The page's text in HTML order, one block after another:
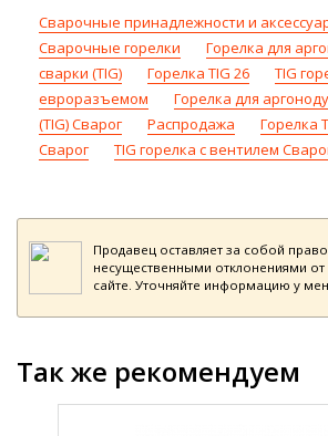
Сварочные принадлежности и
Сварочные горелки
Горелка для
сварки (TIG)
Горелка TIG 26
TIG
евроразъемом
Горелка для
(TIG) Сварог
Распродажа
Горелка
Сварог
TIG горелка с вентилем
Продавец оставляет за собой
несущественными отклонениями от
сайте. Уточняйте информацию у
Так же рекомендуем